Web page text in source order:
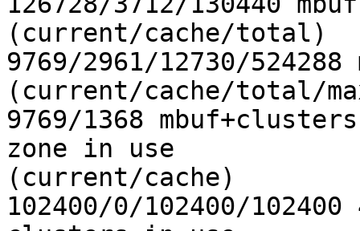
(current/cache/total)
9769/2961/12730/
(current/cache/total/
9769/1368
zone in use
(current/cache)
102400/0/102400/